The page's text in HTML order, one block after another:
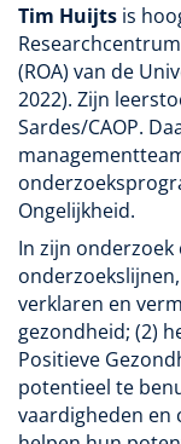
Tim Huijts is
(ROA) van de
2022). Zijn
Sardes/CAOP.
Ongelijkheid.
In zijn
verklaren en
gezondheid; (2)
Positieve
potentieel te
vaardigheden en